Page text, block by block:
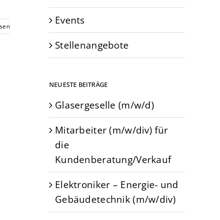
Events
Stellenangebote
NEUESTE BEITRÄGE
Glasergeselle (m/w/d)
Mitarbeiter (m/w/div) für
die
Kundenberatung/Verkauf
Elektroniker – Energie- und
Gebäudetechnik (m/w/div)